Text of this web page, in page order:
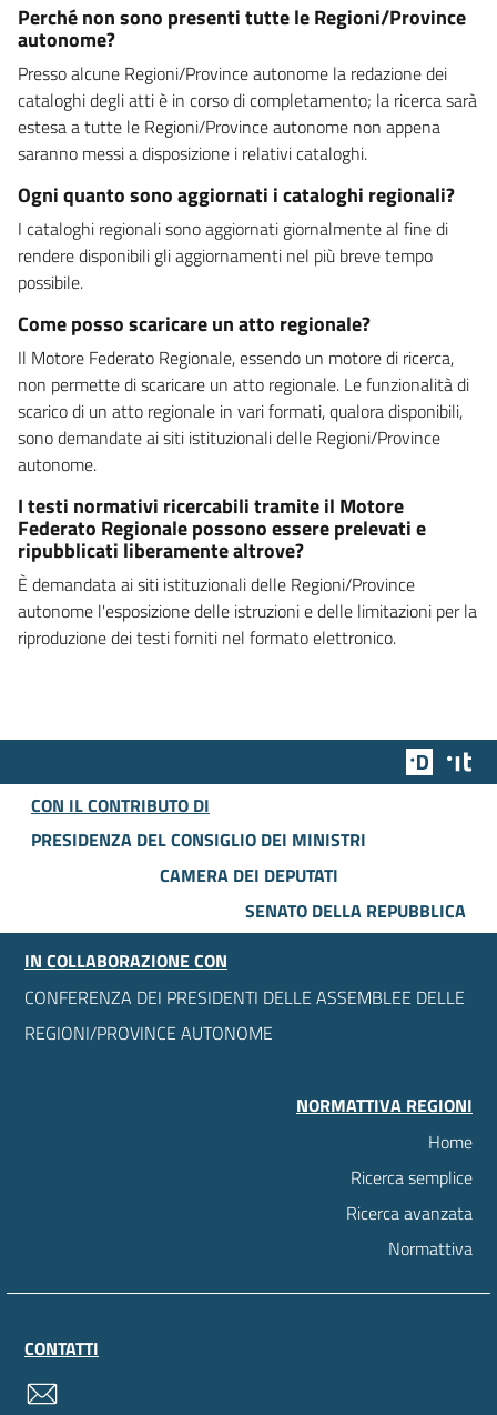
Perché non sono presenti tutte le Regioni/Province
autonome?
Presso alcune Regioni/Province autonome la redazione dei
cataloghi degli atti è in corso di completamento; la ricerca sarà
estesa a tutte le Regioni/Province autonome non appena
saranno messi a disposizione i relativi cataloghi.
Ogni quanto sono aggiornati i cataloghi regionali?
I cataloghi regionali sono aggiornati giornalmente al fine di
rendere disponibili gli aggiornamenti nel più breve tempo
possibile.
Come posso scaricare un atto regionale?
Il Motore Federato Regionale, essendo un motore di ricerca,
non permette di scaricare un atto regionale. Le funzionalità di
scarico di un atto regionale in vari formati, qualora disponibili,
sono demandate ai siti istituzionali delle Regioni/Province
autonome.
I testi normativi ricercabili tramite il Motore
Federato Regionale possono essere prelevati e
ripubblicati liberamente altrove?
È demandata ai siti istituzionali delle Regioni/Province
autonome l'esposizione delle istruzioni e delle limitazioni per la
riproduzione dei testi forniti nel formato elettronico.
Team
CON IL CONTRIBUTO DI
PRESIDENZA DEL CONSIGLIO DEI MINISTRI
CAMERA DEI DEPUTATI
SENATO DELLA REPUBBLICA
IN COLLABORAZIONE CON
CONFERENZA DEI PRESIDENTI DELLE ASSEMBLEE DELLE
REGIONI/PROVINCE AUTONOME
NORMATTIVA REGIONI
Home
Ricerca semplice
Ricerca avanzata
Normattiva
CONTATTI